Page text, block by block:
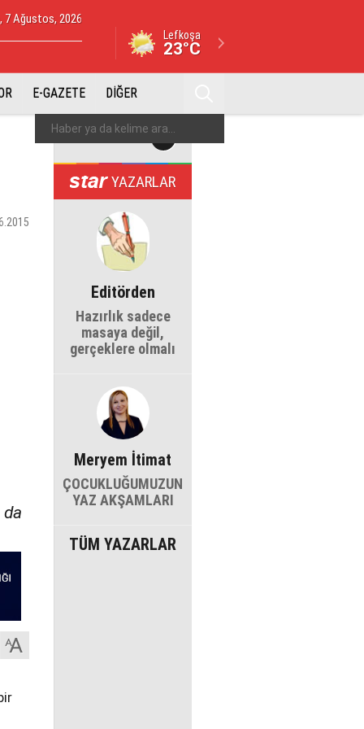
7 Ağustos, 2026
Lefkoşa
23°C
E-GAZETE DİĞER
da
YAZARLAR
Editörden
Hazırlık sadece
masaya değil,
gerçeklere olmalı
Meryem İtimat
ÇOCUKLUĞUMUZUN
YAZ AKŞAMLARI
TÜM YAZARLAR